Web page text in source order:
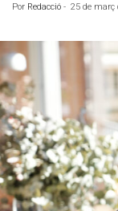
Por Redacció - 25 de març